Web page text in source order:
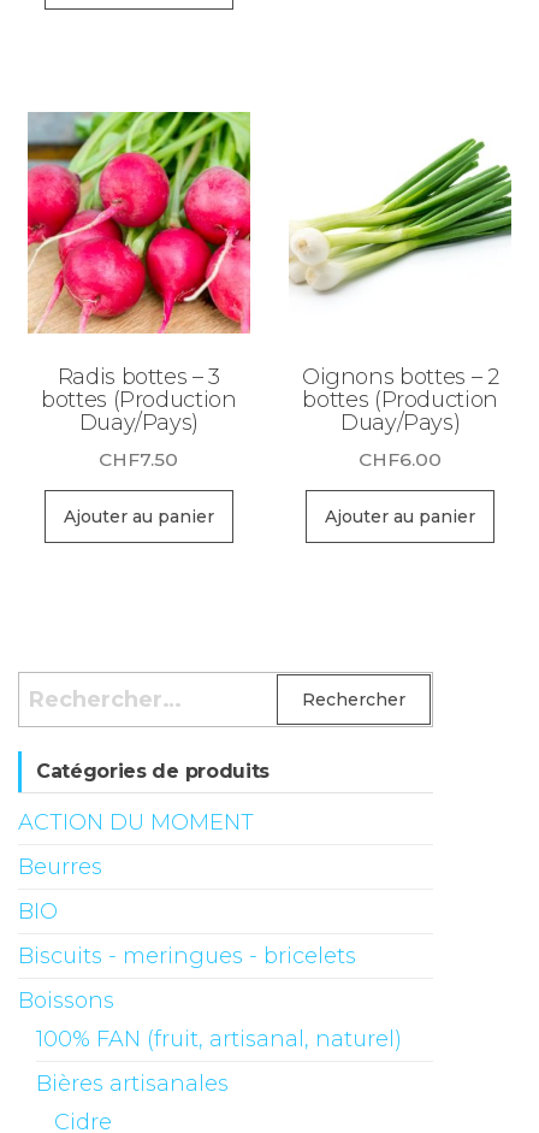
Radis bottes – 3
bottes (Production
Duay/Pays)
CHF7.50
Ajouter au panier
Oignons bottes – 2
bottes (Production
Duay/Pays)
CHF6.00
Ajouter au panier
Rechercher :
Catégories de produits
ACTION DU MOMENT
Beurres
BIO
Biscuits - meringues - bricelets
Boissons
100% FAN (fruit, artisanal, naturel)
Bières artisanales
Cidre